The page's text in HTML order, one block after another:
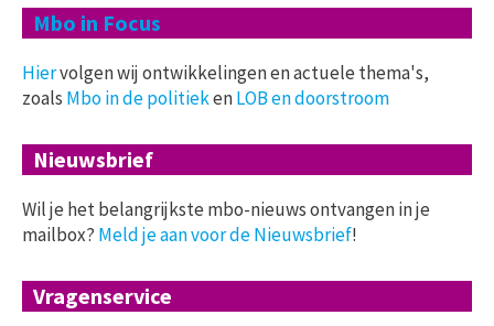
Mbo in Focus
Hiervolgen wij ontwikkelingen en actuele thema's,
zoals Mbo in de politiekenLOB en doorstroom
Nieuwsbrief
Wil je het belangrijkste mbo-nieuws ontvangen in je
mailbox? Meld je aan voor de Nieuwsbrief!
Vragenservice